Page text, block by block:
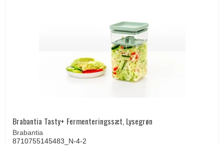
Brabantia Tasty+ Fermenteringssæt, Lysegrøn
Brabantia
8710755145483_N-4-2